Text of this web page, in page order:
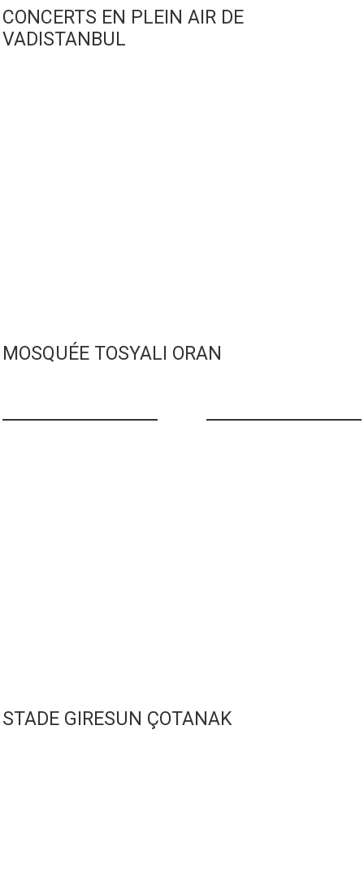
CONCERTS EN PLEIN AIR DE
VADISTANBUL
MOSQUÉE TOSYALI ORAN
STADE GIRESUN ÇOTANAK